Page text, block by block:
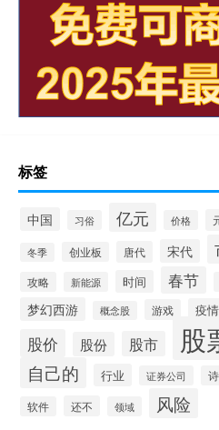
标签
中国 习俗 亿元 价格
冬季 创业板 唐代 宋代
攻略 新能源 时间 春节
梦幻西游 概念股 游戏 疫情
股价 股份 股市 股
自己的 行业 证券公司
软件 还不 领域 风险